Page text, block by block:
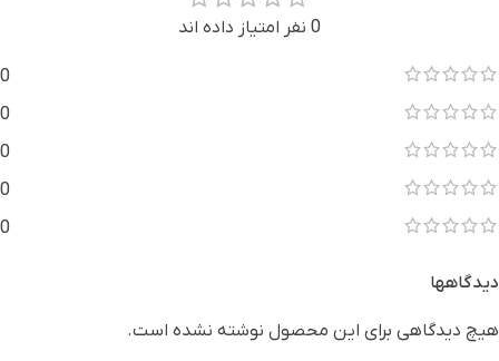
0 نفر امتیاز داده اند
0
0
0
0
0
دیدگاهها
هیچ دیدگاهی برای این محصول نوشته نشده است.